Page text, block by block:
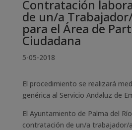
Contratación
de un/a
para el Área de
Ciudadana
5-05-2018
El procedimiento se realizará
genérica al Servicio Andaluz de
El Ayuntamiento de Palma del
contratación de un/a trabajador/